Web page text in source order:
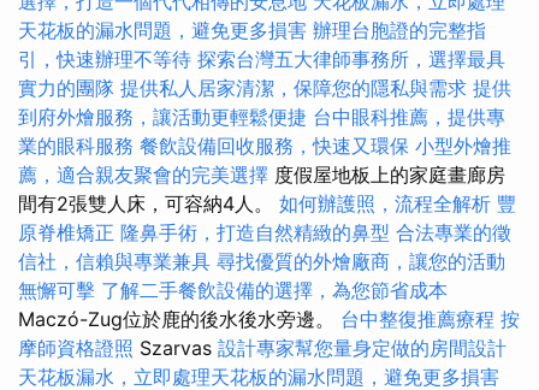
天花板的漏水問題，避免更多損害 辦理台胞證的完整指
引，快速辦理不等待 探索台灣五大律師事務所，選擇最具
實力的團隊 提供私人居家清潔，保障您的隱私與需求 提供
到府外燴服務，讓活動更輕鬆便捷 台中眼科推薦，提供專
業的眼科服務 餐飲設備回收服務，快速又環保 小型外燴推
薦，適合親友聚會的完美選擇 度假屋地板上的家庭畫廊房
間有2張雙人床，可容納4人。 如何辦護照，流程全解析 豐
原脊椎矯正 隆鼻手術，打造自然精緻的鼻型 合法專業的徵
信社，信賴與專業兼具 尋找優質的外燴廠商，讓您的活動
無懈可擊 了解二手餐飲設備的選擇，為您節省成本
Maczó-Zug位於鹿的後水後水旁邊。 台中整復推薦療程 按
摩師資格證照 Szarvas 設計專家幫您量身定做的房間設計
天花板漏水，立即處理天花板的漏水問題，避免更多損害